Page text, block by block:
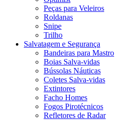
Peças para Veleiros
Roldanas
Snipe
Trilho
Salvatagem e Segurança
Bandeiras para Mastro
Boias Salva-vidas
Bússolas Náuticas
Coletes Salva-vidas
Extintores
Facho Homes
Fogos Pirotécnicos
Refletores de Radar